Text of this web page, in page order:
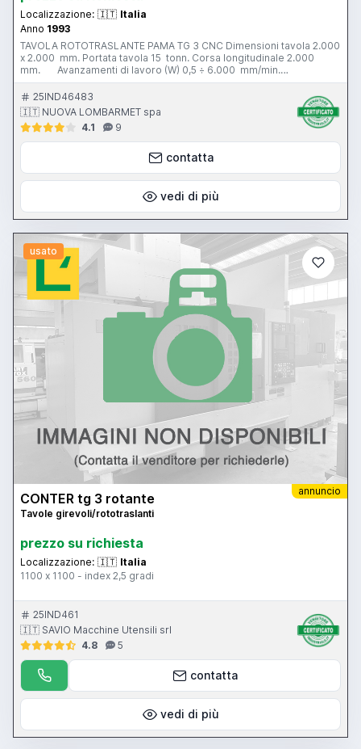
Localizzazione: 🇮🇹 Italia
Anno 1993
TAVOLA ROTOTRASLANTE PAMA TG 3 CNC Dimensioni tavola 2.000
x 2.000 mm. Portata tavola 15 tonn. Corsa longitudinale 2.000
mm. Avanzamenti di lavoro (W) 0,5 ÷ 6.000 mm/min.
Avanzamenti rapidi (W) 10.000 mm/min. Velocita’ di rotazione di
lavoro (B) 0,001 ÷ 2 g/min. Velocita’ di rotazione rapida (B) 2 g/min.
Potenza totale installata 20 kw. Peso totale 10,5 tonn. Anno di
costruzione 1993 Completa di: - vite a sfere - doppio pignone -
idrostatica - soffietti metallici
25IND46483
🇮🇹 NUOVA LOMBARMET spa
4.1
9
contatta
vedi di più
usato
annuncio
CONTER tg 3 rotante
Tavole girevoli/rototraslanti
prezzo su richiesta
Localizzazione: 🇮🇹 Italia
1100 x 1100 - index 2,5 gradi
25IND461
🇮🇹 SAVIO Macchine Utensili srl
4.8
5
contatta
vedi di più